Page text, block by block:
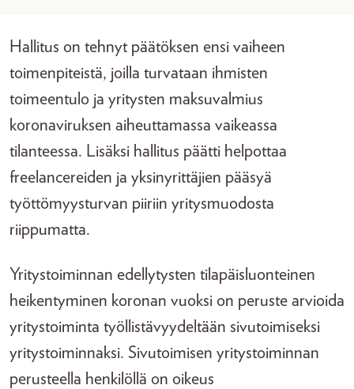
Hallitus on tehnyt päätöksen ensi vaiheen
toimenpiteistä, joilla turvataan ihmisten
toimeentulo ja yritysten maksuvalmius
koronaviruksen aiheuttamassa vaikeassa
tilanteessa. Lisäksi hallitus päätti helpottaa
freelancereiden ja yksinyrittäjien pääsyä
työttömyysturvan piiriin yritysmuodosta
riippumatta.
Yritystoiminnan edellytysten tilapäisluonteinen
heikentyminen koronan vuoksi on peruste arvioida
yritystoiminta työllistävyydeltään sivutoimiseksi
yritystoiminnaksi. Sivutoimisen yritystoiminnan
perusteella henkilöllä on oikeus